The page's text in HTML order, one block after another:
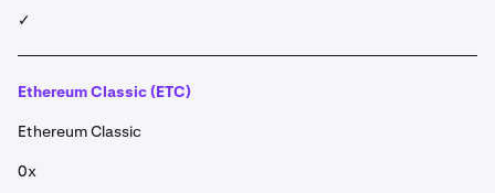
✓
Ethereum Classic (ETC)
Ethereum Classic
0x